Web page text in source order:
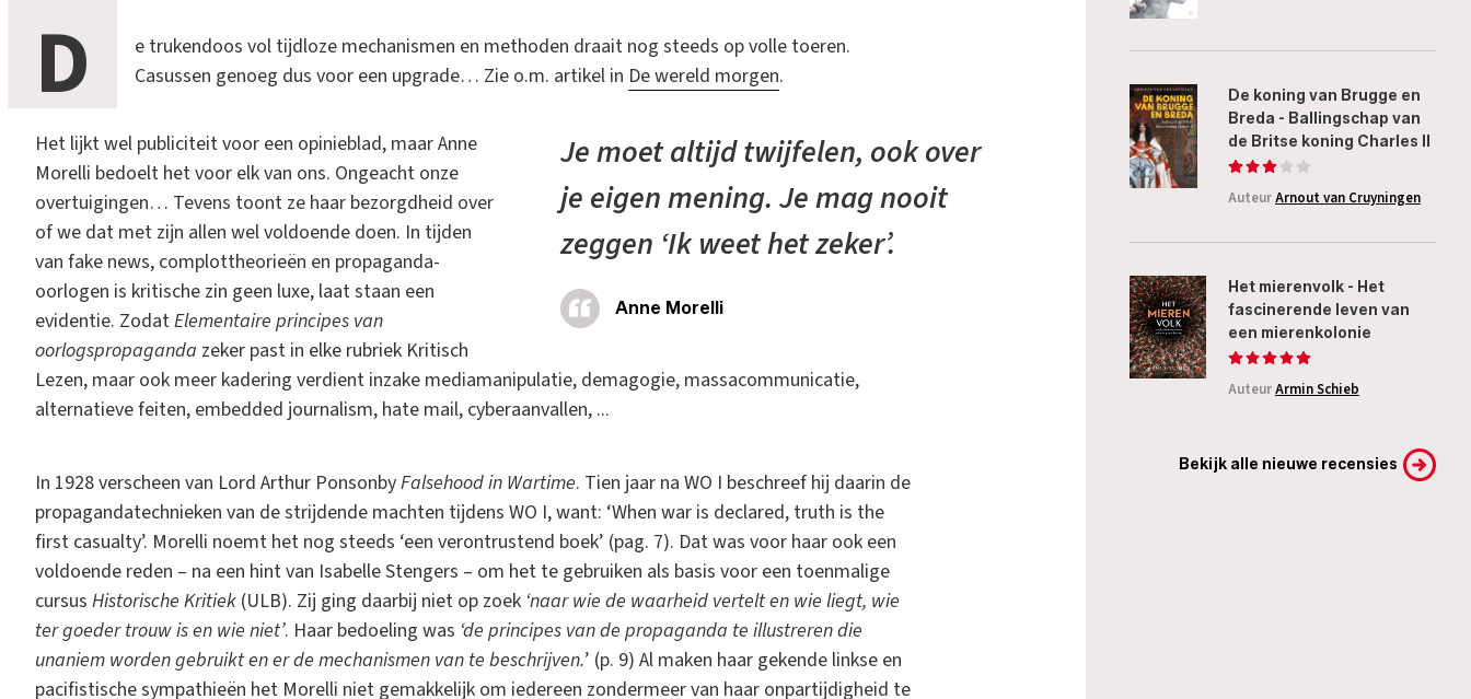
D
e trukendoos vol tijdloze mechanismen en methoden draait nog steeds op volle toeren.
Casussen genoeg dus voor een upgrade… Zie o.m. artikel in De wereld morgen.
Je moet altijd twijfelen, ook over
je eigen mening. Je mag nooit
zeggen ‘Ik weet het zeker’.
Anne Morelli
Het lijkt wel publiciteit voor een opinieblad, maar Anne
Morelli bedoelt het voor elk van ons. Ongeacht onze
overtuigingen… Tevens toont ze haar bezorgdheid over
of we dat met zijn allen wel voldoende doen. In tijden
van fake news, complottheorieën en propaganda-
oorlogen is kritische zin geen luxe, laat staan een
evidentie. ZodatElementaire principes van
oorlogspropaganda zeker past in elke rubriek Kritisch
Lezen, maar ook meer kadering verdient inzake mediamanipulatie, demagogie, massacommunicatie,
alternatieve feiten, embedded journalism, hate mail, cyberaanvallen, ...
In 1928 verscheen van Lord Arthur PonsonbyFalsehood in Wartime. Tien jaar na WO I beschreef hij daarin de
propagandatechnieken van de strijdende machten tijdens WO I, want: ‘When war is declared, truth is the
first casualty’. Morelli noemt het nog steeds ‘een verontrustend boek’ (pag. 7). Dat was voor haar ook een
voldoende reden – na een hint van Isabelle Stengers – om het te gebruiken als basis voor een toenmalige
cursus Historische Kritiek (ULB). Zij ging daarbij niet op zoek ‘naar wie de waarheid vertelt en wie liegt, wie
ter goeder trouw is en wie niet’. Haar bedoeling was ‘de principes van de propaganda te illustreren die
unaniem worden gebruikt en er de mechanismen van te beschrijven.’ (p. 9) Al maken haar gekende linkse en
pacifistische sympathieën het Morelli niet gemakkelijk om iedereen zondermeer van haar onpartijdigheid te
De koning van Brugge en
Breda - Ballingschap van
de Britse koning Charles II
AuteurArnout van Cruyningen
Het mierenvolk - Het
fascinerende leven van
een mierenkolonie
AuteurArmin Schieb
Bekijk alle nieuwe recensies